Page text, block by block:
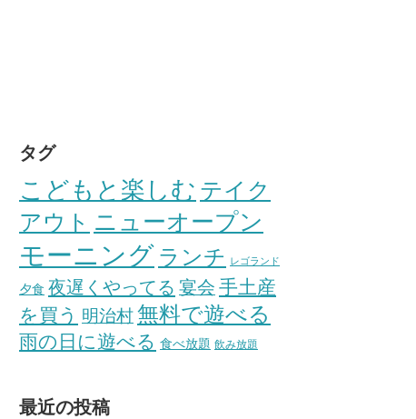
タグ
こどもと楽しむ テイク
アウト ニューオープン
モーニング ランチ レゴランド
夕食 夜遅くやってる 宴会 手土産
を買う 明治村無料で遊べる
雨の日に遊べる 食べ放題 飲み放題
最近の投稿